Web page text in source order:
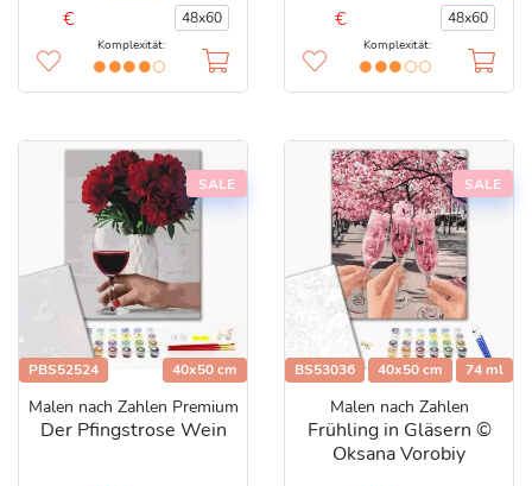
€
48x60
Komplexität:
€
48x60
Komplexität:
SALE
PBS52524 40x50 cm
Malen nach Zahlen Premium
Der Pfingstrose Wein
SALE
BS53036 40x50 cm 74 ml
Malen nach Zahlen
Frühling in Gläsern ©
Oksana Vorobiy